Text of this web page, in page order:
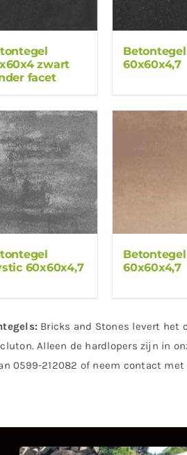
zwart
facet
60x60x4,7
60x60x4,7
60x60x4,7
Bricks and Stones levert het
Alleen de hardlopers zijn in
0599-212082 of neem contact